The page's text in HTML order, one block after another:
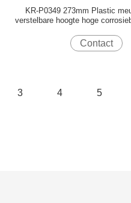
KR-P0349 273mm Plastic
verstelbare hoogte hoge
Contact
3 4 5